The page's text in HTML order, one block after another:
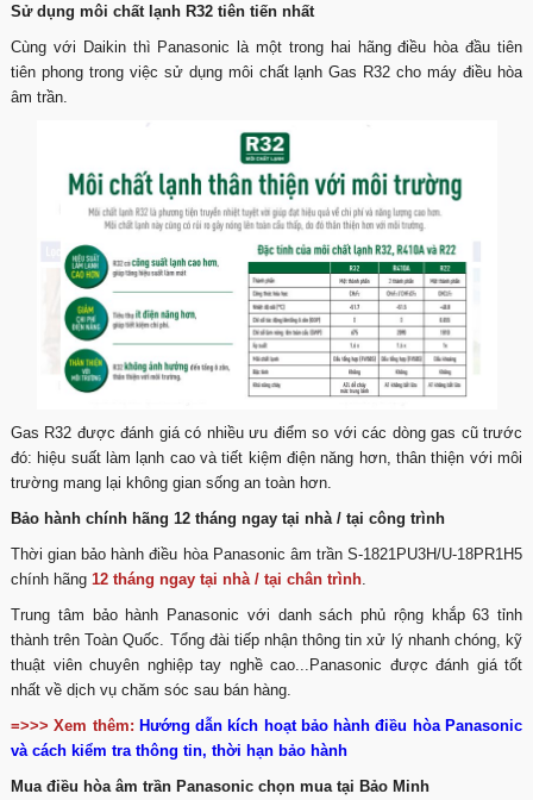
Sử dụng môi chất lạnh R32 tiên tiến nhất
Cùng với Daikin thì Panasonic là một trong hai hãng điều hòa đầu tiên
tiên phong trong việc sử dụng môi chất lạnh Gas R32 cho máy điều hòa
âm trần.
Gas R32 được đánh giá có nhiều ưu điểm so với các dòng gas cũ trước
đó: hiệu suất làm lạnh cao và tiết kiệm điện năng hơn, thân thiện với môi
trường mang lại không gian sống an toàn hơn.
Bảo hành chính hãng 12 tháng ngay tại nhà / tại công trình
Thời gian bảo hành điều hòa Panasonic âm trần S-1821PU3H/U-18PR1H5
chính hãng 12 tháng ngay tại nhà / tại chân trình
Trung tâm bảo hành Panasonic với danh sách phủ rộng khắp 63 tỉnh
thành trên Toàn Quốc. Tổng đài tiếp nhận thông tin xử lý nhanh chóng, kỹ
thuật viên chuyên nghiệp tay nghề cao...Panasonic được đánh giá tốt
nhất về dịch vụ chăm sóc sau bán hàng.
=>>> Xem thêm: Hướng dẫn kích hoạt bảo hành điều hòa Panasonic
và cách kiểm tra thông tin, thời hạn bảo hành
Mua điều hòa âm trần Panasonic chọn mua tại Bảo Minh